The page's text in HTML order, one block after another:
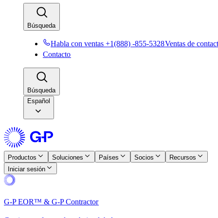
Búsqueda​​
Habla con ventas +1(888) -855-5328​​Ventas de
Contacto​​
Búsqueda​​
Español
Productos​​ Soluciones​​ Países​​ Socios​​
Recursos​​
Iniciar sesión​​
G-P EOR™ & G-P Contractor​​